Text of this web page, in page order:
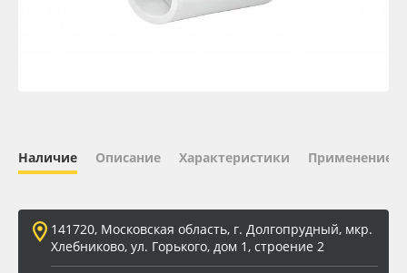
ПЭТ листовой
Вспененный ПВХ
Наличие Описание Характеристики Применение
141720, Московская область, г. Долгопрудный, мкр.
Хлебниково, ул. Горького, дом 1, строение 2